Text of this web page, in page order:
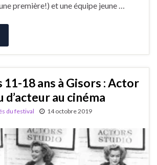
première!) et une équipe jeune …
11-18 ans à Gisors : Actor
d’acteur au cinéma
du festival 14 octobre 2019